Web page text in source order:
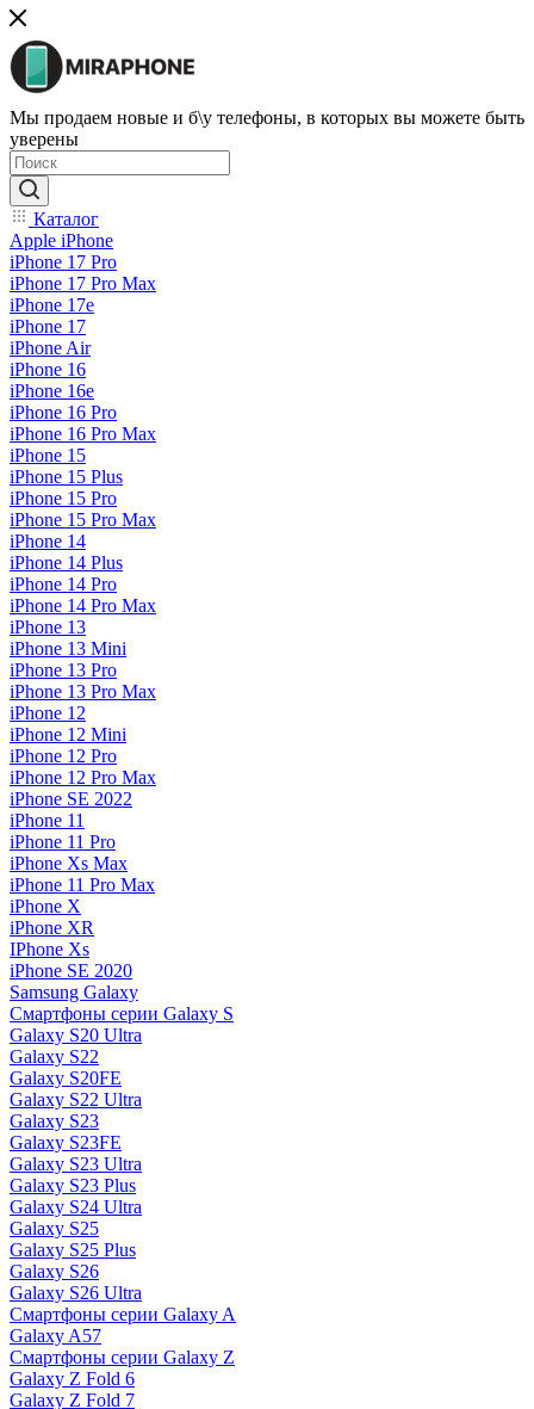
Мы продаем новые и б\у телефоны, в которых вы можете быть
уверены
Каталог
Apple iPhone
iPhone 17 Pro
iPhone 17 Pro Max
iPhone 17e
iPhone 17
iPhone Air
iPhone 16
iPhone 16e
iPhone 16 Pro
iPhone 16 Pro Max
iPhone 15
iPhone 15 Plus
iPhone 15 Pro
iPhone 15 Pro Max
iPhone 14
iPhone 14 Plus
iPhone 14 Pro
iPhone 14 Pro Max
iPhone 13
iPhone 13 Mini
iPhone 13 Pro
iPhone 13 Pro Max
iPhone 12
iPhone 12 Mini
iPhone 12 Pro
iPhone 12 Pro Max
iPhone SE 2022
iPhone 11
iPhone 11 Pro
iPhone Xs Max
iPhone 11 Pro Max
iPhone X
iPhone XR
IPhone Xs
iPhone SE 2020
Samsung Galaxy
Смартфоны серии Galaxy S
Galaxy S20 Ultra
Galaxy S22
Galaxy S20FE
Galaxy S22 Ultra
Galaxy S23
Galaxy S23FE
Galaxy S23 Ultra
Galaxy S23 Plus
Galaxy S24 Ultra
Galaxy S25
Galaxy S25 Plus
Galaxy S26
Galaxy S26 Ultra
Смартфоны серии Galaxy A
Galaxy A57
Смартфоны серии Galaxy Z
Galaxy Z Fold 6
Galaxy Z Fold 7